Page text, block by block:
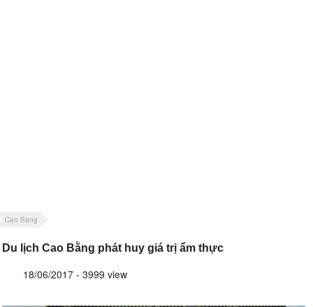
Cao Bang
Du lịch Cao Bằng phát huy giá trị ẩm thực
18/06/2017 - 3999 view